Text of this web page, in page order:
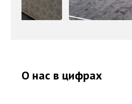
О нас в цифрах